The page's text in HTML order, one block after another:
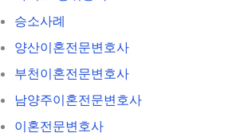
승소사례
양산이혼전문변호사
부천이혼전문변호사
남양주이혼전문변호사
이혼전문변호사